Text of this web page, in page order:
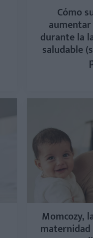
Cómo
durante la
saludable
Momcozy,
maternidad